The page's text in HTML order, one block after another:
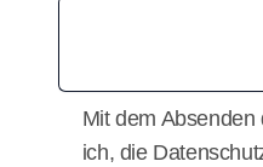
Mit dem
ich, die